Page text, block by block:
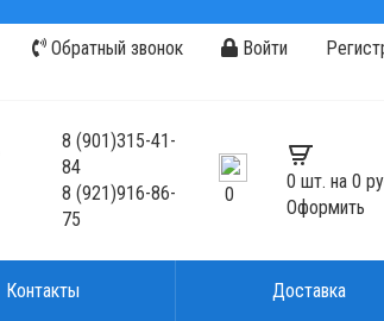
Обратный звонок Войти
8(901)315-41-
84
8(921)916-86-
75
0
0 шт. на 0
Оформить
Контакты Доставка